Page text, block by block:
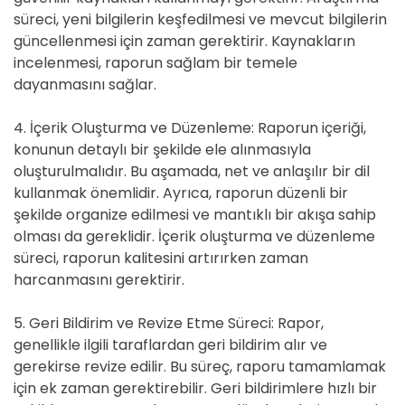
süreci, yeni bilgilerin keşfedilmesi ve mevcut bilgilerin
güncellenmesi için zaman gerektirir. Kaynakların
incelenmesi, raporun sağlam bir temele
dayanmasını sağlar.
4. İçerik Oluşturma ve Düzenleme: Raporun içeriği,
konunun detaylı bir şekilde ele alınmasıyla
oluşturulmalıdır. Bu aşamada, net ve anlaşılır bir dil
kullanmak önemlidir. Ayrıca, raporun düzenli bir
şekilde organize edilmesi ve mantıklı bir akışa sahip
olması da gereklidir. İçerik oluşturma ve düzenleme
süreci, raporun kalitesini artırırken zaman
harcanmasını gerektirir.
5. Geri Bildirim ve Revize Etme Süreci: Rapor,
genellikle ilgili taraflardan geri bildirim alır ve
gerekirse revize edilir. Bu süreç, raporu tamamlamak
için ek zaman gerektirebilir. Geri bildirimlere hızlı bir